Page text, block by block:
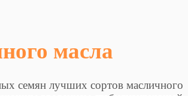
масла
семян лучших сортов масличного